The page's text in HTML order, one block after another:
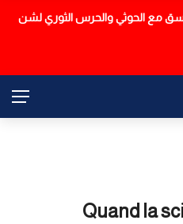
مع الحوثي والحرس الثوري لشن
Quand la